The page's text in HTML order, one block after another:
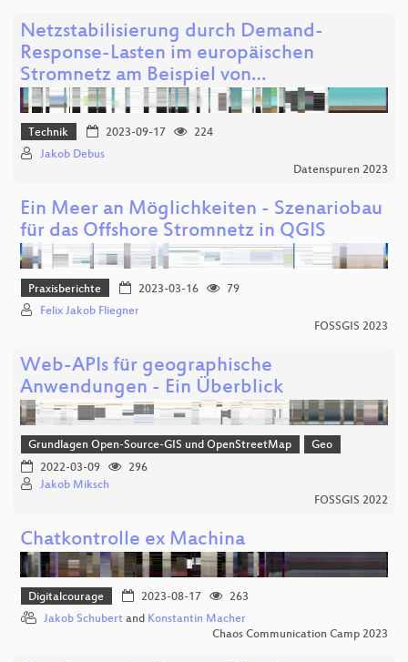
Netzstabilisierung durch Demand-
Response-Lasten im europäischen
Stromnetz am Beispiel von…
Technik 2023-09-17
224
Jakob Debus
Datenspuren 2023
Ein Meer an Möglichkeiten - Szenariobau
für das Offshore Stromnetz in QGIS
Praxisberichte 2023-03-16
79
Felix Jakob Fliegner
FOSSGIS 2023
Web-APIs für geographische
Anwendungen - Ein Überblick
Grundlagen Open-Source-GIS und OpenStreetMap
Geo
2022-03-09
296
Jakob Miksch
FOSSGIS 2022
Chatkontrolle ex Machina
Digitalcourage 2023-08-17
263
Jakob Schubert and Konstantin Macher
Chaos Communication Camp 2023